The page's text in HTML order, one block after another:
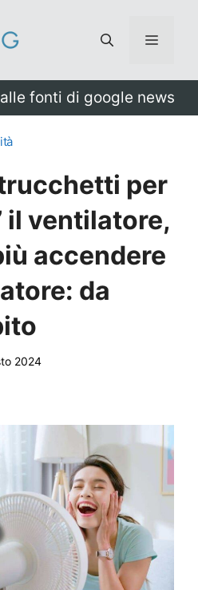
Menu
fonti di google news
per
il ventilatore,
accendere
da
2024